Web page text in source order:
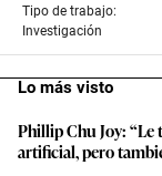
Tipo de trabajo:
Investigación
Lo más visto
Phillip Chu Joy:
artificial, pero